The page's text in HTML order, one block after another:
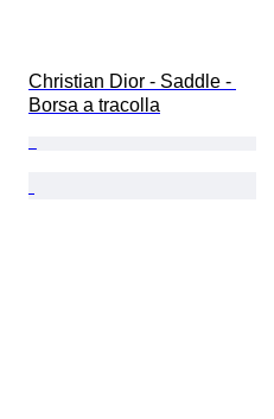
Christian Dior - Saddle -
Borsa a tracolla